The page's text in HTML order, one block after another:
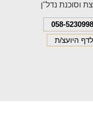
וסוכנת נדל"ן
058-5230998
לדף היועצ/ת